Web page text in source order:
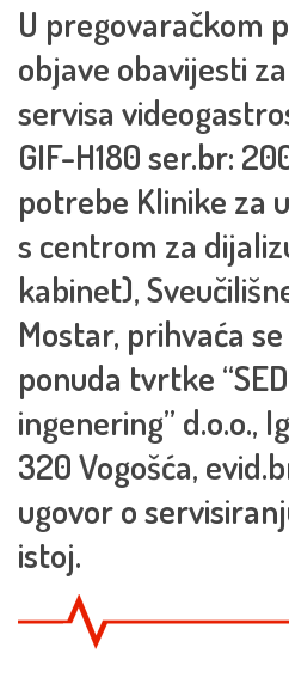
U pregovaračkom
objave obavijesti
servisa
GIF-H180 ser.br:
potrebe Klinike za
s centrom za
kabinet),
Mostar, prihvaća
ponuda tvrtke
ingenering” d.o.o.,
320 Vogošća,
ugovor o
istoj.